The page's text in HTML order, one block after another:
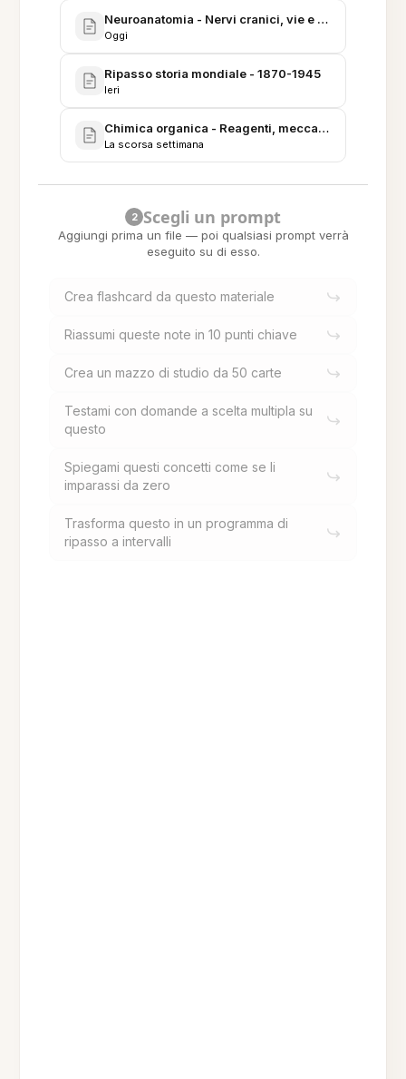
Neuroanatomia - Nervi cranici, vie e correlazioni
Oggi
Ripasso storia mondiale - 1870-1945
Ieri
Chimica organica - Reagenti, meccanismi e
La scorsa settimana
2 Scegli un prompt
Aggiungi prima un file — poi qualsiasi prompt verrà
eseguito su di esso.
Crea flashcard da questo materiale
Riassumi queste note in 10 punti chiave
Crea un mazzo di studio da 50 carte
Testami con domande a scelta multipla su
questo
Spiegami questi concetti come se li
imparassi da zero
Trasforma questo in un programma di
ripasso a intervalli